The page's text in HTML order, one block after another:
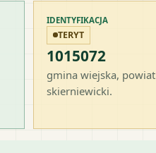
IDENTYFIKACJA
TERYT
1015072
gmina wiejska, powiat
skierniewicki.